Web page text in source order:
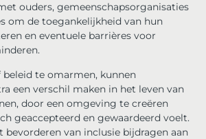
ouders, gemeenschapsorganisaties
om de toegankelijkheid van hun
en eventuele barrières voor
beleid te omarmen, kunnen
een verschil maken in het leven van
door een omgeving te creëren
geaccepteerd en gewaardeerd voelt.
bevorderen van inclusie bijdragen aan